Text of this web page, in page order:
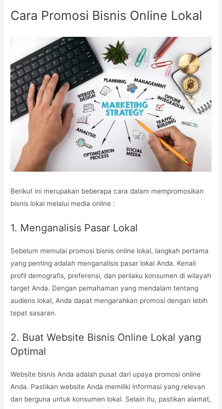
Cara Promosi Bisnis Online Lokal
Berikut ini merupakan beberapa cara dalam mempromosikan
bisnis lokal melalui media online :
1. Menganalisis Pasar Lokal
Sebelum memulai promosi bisnis online lokal, langkah pertama
yang penting adalah menganalisis pasar lokal Anda. Kenali
profil demografis, preferensi, dan perilaku konsumen di wilayah
target Anda. Dengan pemahaman yang mendalam tentang
audiens lokal, Anda dapat mengarahkan promosi dengan lebih
tepat sasaran.
2. Buat Website Bisnis Online Lokal yang
Optimal
Website bisnis Anda adalah pusat dari upaya promosi online
Anda. Pastikan website Anda memiliki informasi yang relevan
dan berguna untuk konsumen lokal. Selain itu, pastikan alamat,